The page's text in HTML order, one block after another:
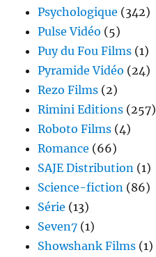
Psychologique (342)
Pulse Vidéo (5)
Puy du Fou Films (1)
Pyramide Vidéo (24)
Rezo Films (2)
Rimini Editions (257)
Roboto Films (4)
Romance (66)
SAJE Distribution (1)
Science-fiction (86)
Série (13)
Seven7 (1)
Showshank Films (1)